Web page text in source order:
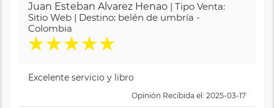
Juan Esteban Alvarez Henao | Tipo Venta:
Sitio Web | Destino: belén de umbría -
Colombia
★★★★★
Excelente servicio y libro
Opinión Recibida el: 2025-03-17